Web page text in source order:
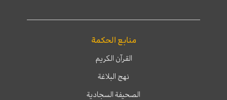
منابع الحكمة
القرآن الكريم
نهج البلاغة
الصحيفة السجادية